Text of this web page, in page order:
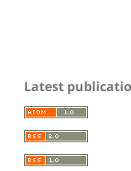
Latest